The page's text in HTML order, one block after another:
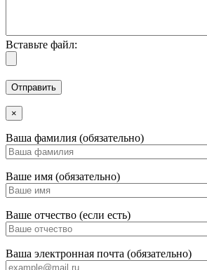
Вставьте файл:
×
Ваша фамилия (обязательно)
Ваше имя (обязательно)
Ваше отчество (если есть)
Ваша электронная почта (обязательно)